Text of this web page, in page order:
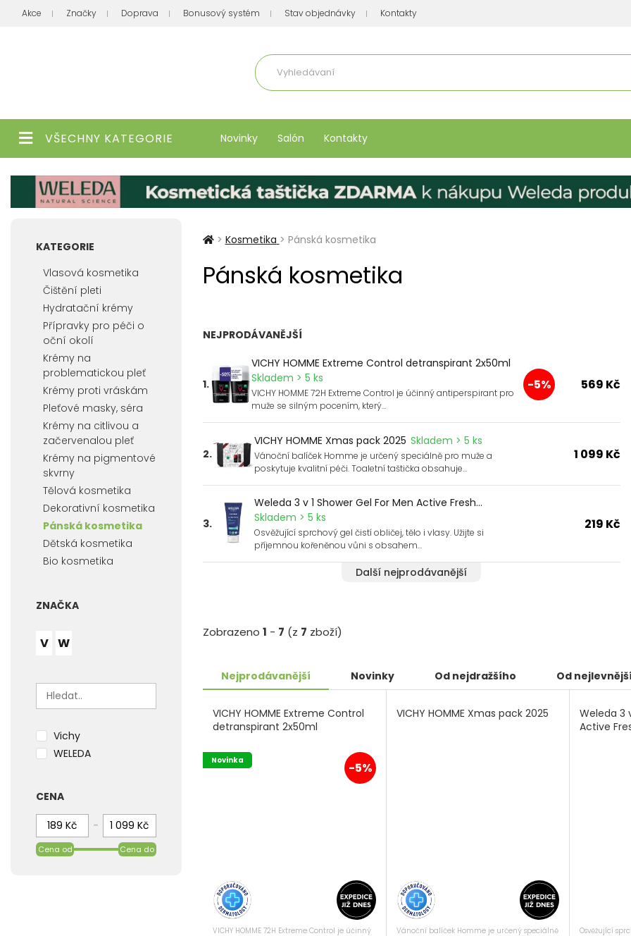
Akce Značky Doprava Bonusový systém Stav objednávky Kontakty
VŠECHNY KATEGORIE Novinky Salón Kontakty
> Kosmetika > Pánská kosmetika
Pánská kosmetika
NEJPRODÁVANĚJŠÍ
1.
VICHY HOMME Extreme Control detranspirant 2x50ml
Skladem > 5 ks
VICHY HOMME 72H Extreme Control je účinný antiperspirant pro
muže se silným pocením, který…
-5% 569 Kč
2.
VICHY HOMME Xmas pack 2025 Skladem > 5 ks
Vánoční balíček Homme je určený speciálně pro muže a
poskytuje kvalitní péči. Toaletní taštička obsahuje…
1 099 Kč
3.
Weleda 3 v 1 Shower Gel For Men Active Fresh...
Skladem > 5 ks
Osvěžující sprchový gel čistí obličej, tělo i vlasy. Užijte si
příjemnou kořeněnou vůni s obsahem…
219 Kč
Další nejprodávanější
Zobrazeno 1 - 7 (z 7 zboží)
Nejprodávanější Novinky Od nejdražšího Od
VICHY HOMME Extreme Control
detranspirant 2x50ml
-5%
Novinka
VICHY HOMME 72H Extreme Control je účinný
VICHY HOMME Xmas pack 2025
Vánoční balíček Homme je určený speciálně
Weleda 3
Active
Osvěžující
KATEGORIE
Vlasová kosmetika
Čištění pleti
Hydratační krémy
Přípravky pro péči o
oční okolí
Krémy na
problematickou pleť
Krémy proti vráskám
Pleťové masky, séra
Krémy na citlivou a
začervenalou pleť
Krémy na pigmentové
skvrny
Tělová kosmetika
Dekorativní kosmetika
Pánská kosmetika
Dětská kosmetika
Bio kosmetika
ZNAČKA
V W
Vichy
WELEDA
CENA
-
Cena od Cena do